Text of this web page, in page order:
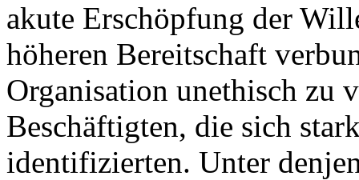
akute Erschöpfung der
höheren Bereitschaft
Organisation unethisch zu
Beschäftigten, die sich
identifizierten. Unter